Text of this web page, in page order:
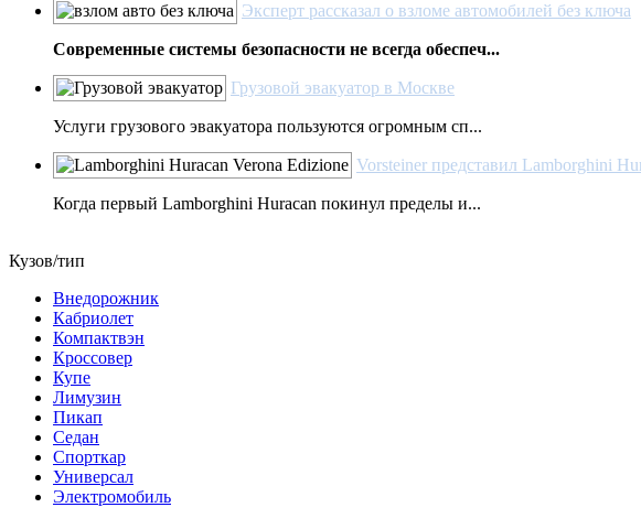
Эксперт рассказал о взломе автомобилей без ключа
Современные системы безопасности не всегда обеспеч...
Грузовой эвакуатор в Москве
Услуги грузового эвакуатора пользуются огромным сп...
Vorsteiner представил Lamborghini
Когда первый Lamborghini Huracan покинул пределы и...
Кузов/тип
Внедорожник
Кабриолет
Компактвэн
Кроссовер
Купе
Лимузин
Пикап
Седан
Спорткар
Универсал
Электромобиль